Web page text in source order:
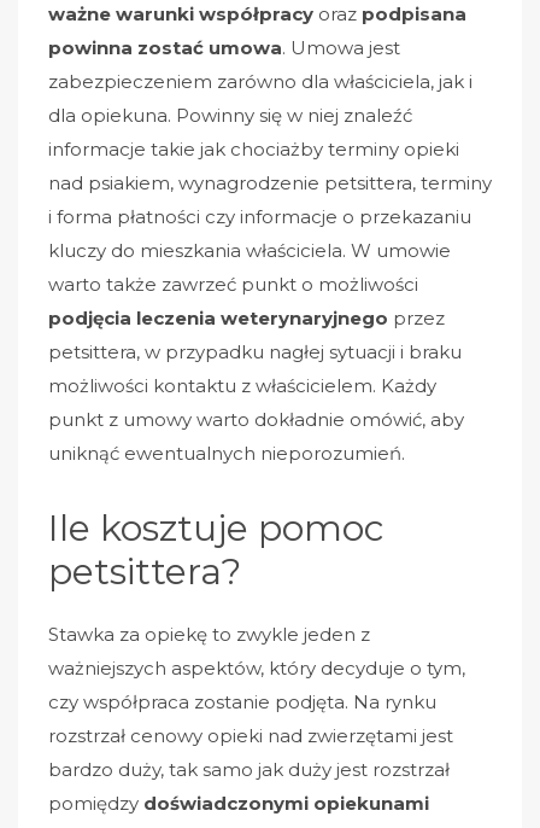
ważne warunki współpracy oraz podpisana
powinna zostać umowa. Umowa jest
zabezpieczeniem zarówno dla właściciela, jak i
dla opiekuna. Powinny się w niej znaleźć
informacje takie jak chociażby terminy opieki
nad psiakiem, wynagrodzenie petsittera, terminy
i forma płatności czy informacje o przekazaniu
kluczy do mieszkania właściciela. W umowie
warto także zawrzeć punkt o możliwości
podjęcia leczenia weterynaryjnego przez
petsittera, w przypadku nagłej sytuacji i braku
możliwości kontaktu z właścicielem. Każdy
punkt z umowy warto dokładnie omówić, aby
uniknąć ewentualnych nieporozumień.
Ile kosztuje pomoc
petsittera?
Stawka za opiekę to zwykle jeden z
ważniejszych aspektów, który decyduje o tym,
czy współpraca zostanie podjęta. Na rynku
rozstrzał cenowy opieki nad zwierzętami jest
bardzo duży, tak samo jak duży jest rozstrzał
pomiędzy doświadczonymi opiekunami